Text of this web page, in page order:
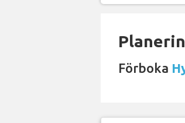
Förboka